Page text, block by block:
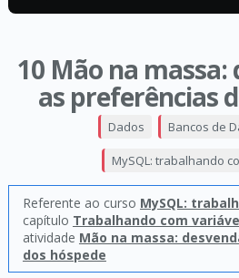
10 Mão na massa:
as preferências
Dados Bancos de
MySQL: trabalhando
Referente ao curso MySQL:
capítulo Trabalhando com
atividade Mão na massa:
dos hóspede